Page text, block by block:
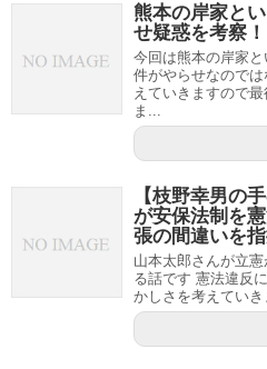
熊本の岸家と
せ疑惑を考察！
今回は熊本の岸家
件がやらせなので
えていきますので
ま...
【枝野幸男の
が安保法制を
張の間違いを
山本太郎さんが立
る話です 憲法違反
かしさを考えてい